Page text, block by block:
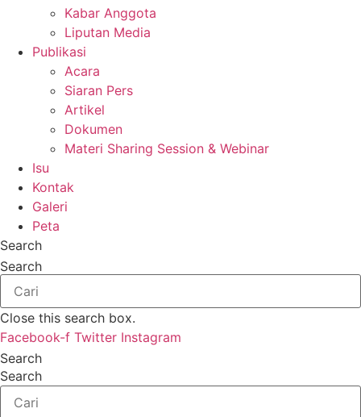
Kabar Anggota
Liputan Media
Publikasi
Acara
Siaran Pers
Artikel
Dokumen
Materi Sharing Session & Webinar
Isu
Kontak
Galeri
Peta
Search
Search
Close this search box.
Facebook-f Twitter Instagram
Search
Search